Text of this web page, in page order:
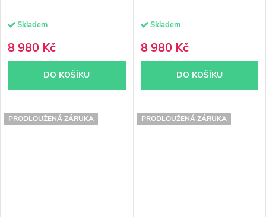
Skladem
8 980 Kč
DO KOŠÍKU
Skladem
8 980 Kč
DO KOŠÍKU
PRODLOUŽENÁ ZÁRUKA PRODLOUŽENÁ ZÁRUKA